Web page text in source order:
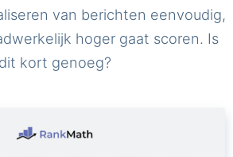
van berichten eenvoudig,
hoger gaat scoren. Is
dit kort genoeg?